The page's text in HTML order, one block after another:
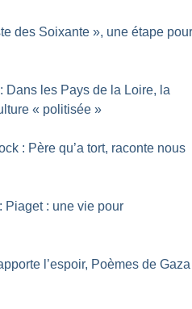
des Soixante », une étape
Dans les Pays de la Loire, la
« politisée »
: Père qu’a tort, raconte nous
Piaget : une vie pour
l’espoir, Poèmes de Gaza